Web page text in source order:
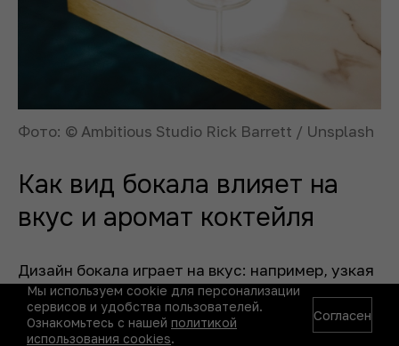
Фото: © Ambitious Studio Rick Barrett / Unsplash
Как вид бокала влияет на
вкус и аромат коктейля
Дизайн бокала играет на вкус: например, узкая
форма концентрирует аромат. Широкий бокал,
напротив, раскрывает сложные букеты.
Высокий бокал позволяет удерживать холод в
Мы используем cookie для персонализации
сервисов и удобства пользователей.
Ознакомьтесь с нашей политикой
использования cookies.
Согласен